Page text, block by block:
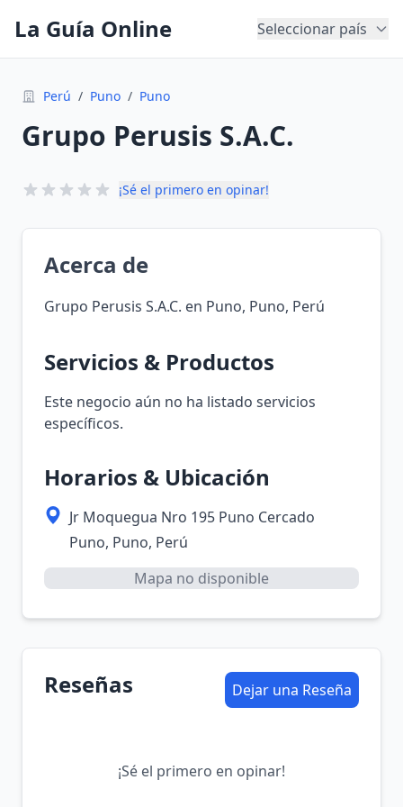
La Guía Online Seleccionar país
Perú / Puno / Puno
Grupo Perusis S.A.C.
¡Sé el primero en opinar!
Acerca de
Grupo Perusis S.A.C. en Puno, Puno, Perú
Servicios & Productos
Este negocio aún no ha listado servicios
específicos.
Horarios & Ubicación
Jr Moquegua Nro 195 Puno Cercado
Puno, Puno, Perú
Mapa no disponible
Reseñas Dejar una Reseña
¡Sé el primero en opinar!